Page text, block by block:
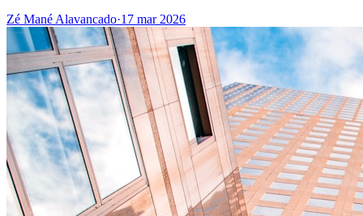
Zé Mané Alavancado·17 mar 2026